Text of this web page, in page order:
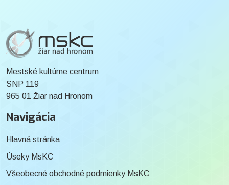
Mestské kultúrne centrum
SNP 119
965 01 Žiar nad Hronom
Navigácia
Hlavná stránka
Úseky MsKC
Všeobecné obchodné podmienky MsKC